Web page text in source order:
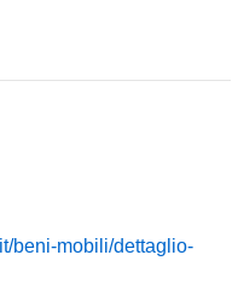
beni-mobili/dettaglio-